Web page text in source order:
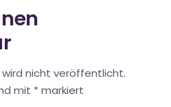
wird nicht veröffentlicht.
mit * markiert